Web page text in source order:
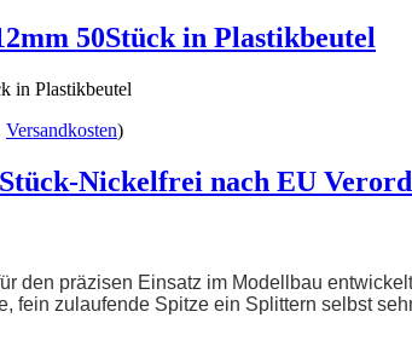
50Stück in Plastikbeutel
in Plastikbeutel
Versandkosten)
Nickelfrei nach EU
den präzisen Einsatz im Modellbau
fein zulaufende Spitze ein Splittern selbst